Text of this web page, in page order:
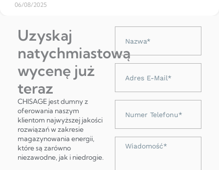
06/08/2025
Uzyskaj
natychmiastową
wycenę już
teraz
CHISAGE jest dumny z
oferowania naszym
klientom najwyższej jakości
rozwiązań w zakresie
magazynowania energii,
które są zarówno
niezawodne, jak i niedrogie.
telefonu